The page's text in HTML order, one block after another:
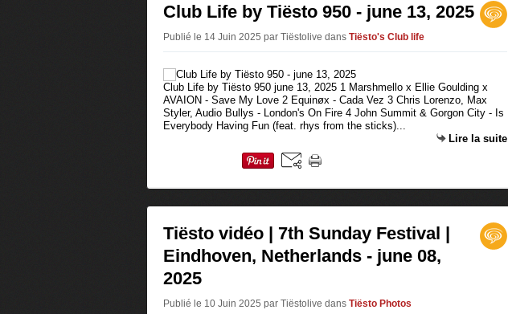
Club Life by Tiësto 950 - june 13, 2025
Publié le 14 Juin 2025 par Tiëstolive dans Tiësto's Club life
Club Life by Tiësto 950 june 13, 2025 1 Marshmello x Ellie Goulding x
AVAION - Save My Love 2 Equinøx - Cada Vez 3 Chris Lorenzo, Max
Styler, Audio Bullys - London's On Fire 4 John Summit & Gorgon City - Is
Everybody Having Fun (feat. rhys from the sticks)...
Lire la suite
Tiësto vidéo | 7th Sunday Festival |
Eindhoven, Netherlands - june 08,
2025
Publié le 10 Juin 2025 par Tiëstolive dans Tiësto Photos